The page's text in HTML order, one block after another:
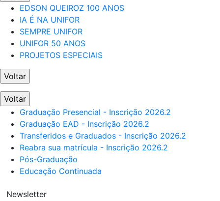
EDSON QUEIROZ 100 ANOS
IA É NA UNIFOR
SEMPRE UNIFOR
UNIFOR 50 ANOS
PROJETOS ESPECIAIS
Voltar
Voltar
Graduação Presencial - Inscrição 2026.2
Graduação EAD - Inscrição 2026.2
Transferidos e Graduados - Inscrição 2026.2
Reabra sua matrícula - Inscrição 2026.2
Pós-Graduação
Educação Continuada
Newsletter